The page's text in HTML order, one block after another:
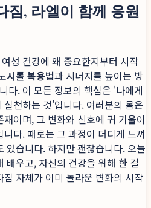
짐, 라엘이 함께 응원
성 건강에 왜 중요한지부터 시작
시톨 복용법과 시너지를 높이는 방
다. 이 모든 정보의 핵심은 '나에게
천하는 것'입니다. 여러분의 몸은
이며, 그 변화와 신호에 귀 기울이
다. 때로는 그 과정이 더디게 느껴
있습니다. 하지만 괜찮습니다. 오늘
배우고, 자신의 건강을 위해 한 걸
자체가 이미 놀라운 변화의 시작